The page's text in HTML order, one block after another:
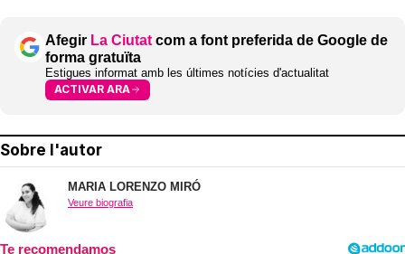
Afegir La Ciutat com a font preferida de Google de
forma gratuïta
Estigues informat amb les últimes notícies d'actualitat
ACTIVAR ARA
Sobre l'autor
MARIA LORENZO MIRÓ
Veure biografia